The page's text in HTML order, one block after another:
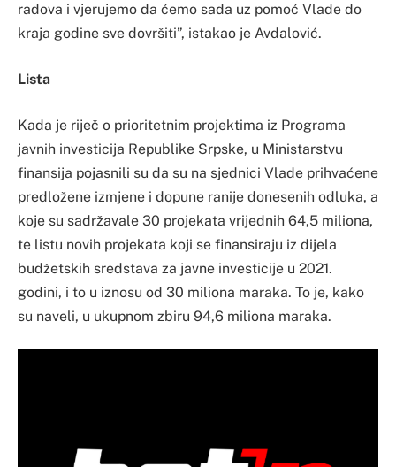
radova i vjerujemo da ćemo sada uz pomoć Vlade do
kraja godine sve dovršiti”, istakao je Avdalović.
Lista
Kada je riječ o prioritetnim projektima iz Programa
javnih investicija Republike Srpske, u Ministarstvu
finansija pojasnili su da su na sjednici Vlade prihvaćene
predložene izmjene i dopune ranije donesenih odluka, a
koje su sadržavale 30 projekata vrijednih 64,5 miliona,
te listu novih projekata koji se finansiraju iz dijela
budžetskih sredstava za javne investicije u 2021.
godini, i to u iznosu od 30 miliona maraka. To je, kako
su naveli, u ukupnom zbiru 94,6 miliona maraka.